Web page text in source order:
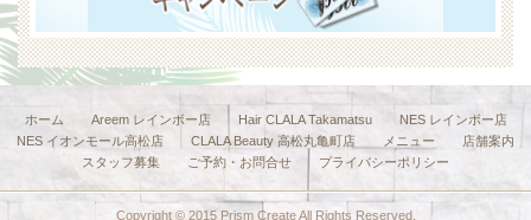
ホーム Areem レインボー店 Hair CLALA Takamatsu
NES レインボー店
NES イオンモール高松店
CLALA Beauty 高松丸亀町店 メニュー
店舗案内
スタッフ募集
ご予約・お問合せ プライバシーポリシー
Copyright © 2015 Prism Create All Rights Reserved.